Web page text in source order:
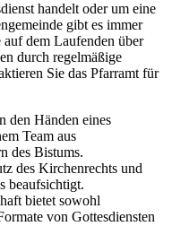
handelt oder um eine
gibt es immer
dem Laufenden über
durch regelmäßige
Sie das Pfarramt für
den Händen eines
Team aus
des Bistums.
des Kirchenrechts und
beaufsichtigt.
bietet sowohl
von Gottesdiensten